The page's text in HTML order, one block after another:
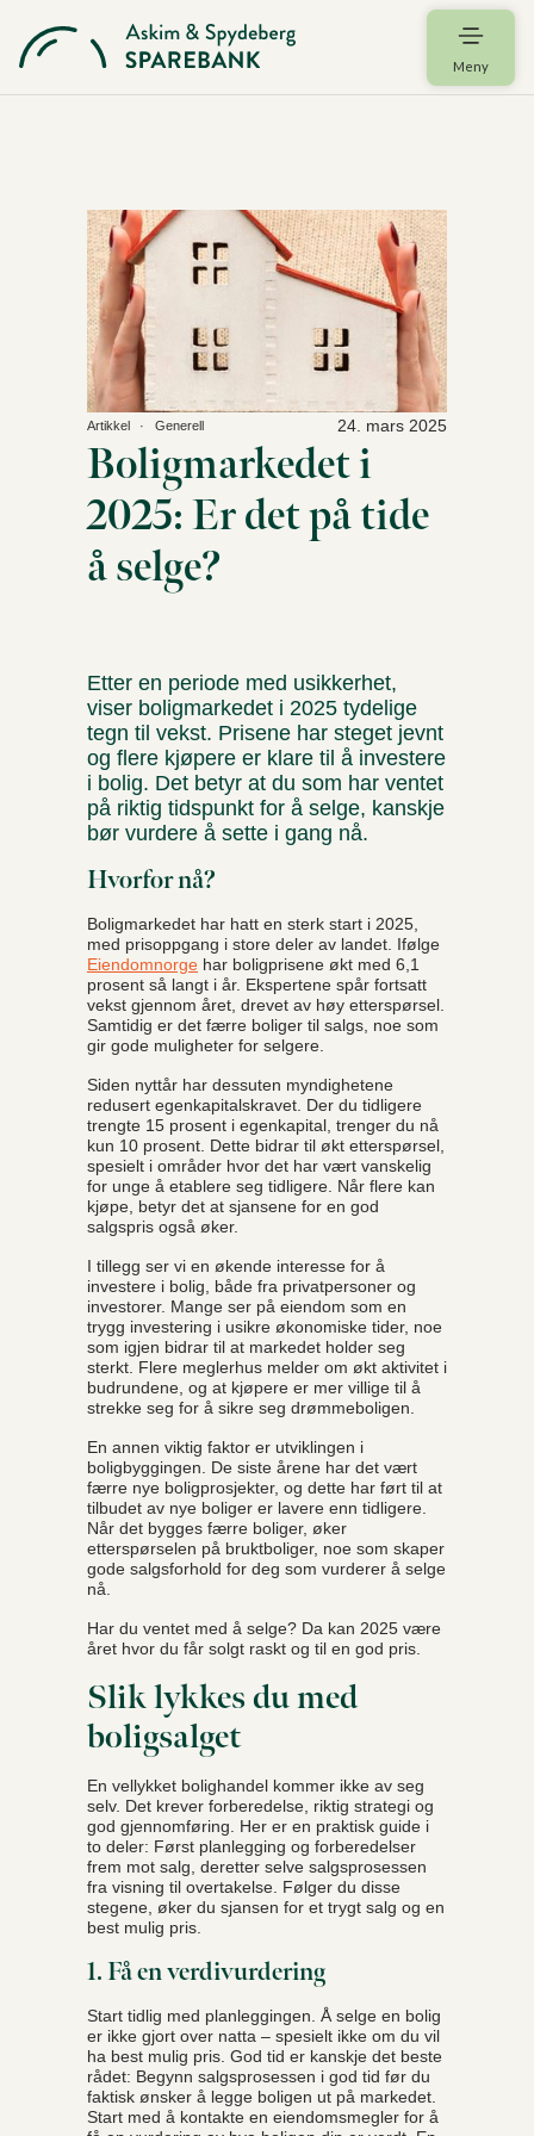
Meny
Artikkel Generell
Boligmarkedet i
2025: Er det på tide
å selge?
24. mars 2025
Etter en periode med usikkerhet,
viser boligmarkedet i 2025 tydelige
tegn til vekst. Prisene har steget jevnt
og flere kjøpere er klare til å investere
i bolig. Det betyr at du som har ventet
på riktig tidspunkt for å selge, kanskje
bør vurdere å sette i gang nå.
Hvorfor nå?
Boligmarkedet har hatt en sterk start i 2025,
med prisoppgang i store deler av landet. Ifølge
Eiendomnorge har boligprisene økt med 6,1
prosent så langt i år. Ekspertene spår fortsatt
vekst gjennom året, drevet av høy etterspørsel.
Samtidig er det færre boliger til salgs, noe som
gir gode muligheter for selgere.
Siden nyttår har dessuten myndighetene
redusert egenkapitalskravet. Der du tidligere
trengte 15 prosent i egenkapital, trenger du nå
kun 10 prosent. Dette bidrar til økt etterspørsel,
spesielt i områder hvor det har vært vanskelig
for unge å etablere seg tidligere. Når flere kan
kjøpe, betyr det at sjansene for en god
salgspris også øker.
I tillegg ser vi en økende interesse for å
investere i bolig, både fra privatpersoner og
investorer. Mange ser på eiendom som en
trygg investering i usikre økonomiske tider, noe
som igjen bidrar til at markedet holder seg
sterkt. Flere meglerhus melder om økt aktivitet i
budrundene, og at kjøpere er mer villige til å
strekke seg for å sikre seg drømmeboligen.
En annen viktig faktor er utviklingen i
boligbyggingen. De siste årene har det vært
færre nye boligprosjekter, og dette har ført til at
tilbudet av nye boliger er lavere enn tidligere.
Når det bygges færre boliger, øker
etterspørselen på bruktboliger, noe som skaper
gode salgsforhold for deg som vurderer å selge
nå.
Har du ventet med å selge? Da kan 2025 være
året hvor du får solgt raskt og til en god pris.
Slik lykkes du med
boligsalget
En vellykket bolighandel kommer ikke av seg
selv. Det krever forberedelse, riktig strategi og
god gjennomføring. Her er en praktisk guide i
to deler: Først planlegging og forberedelser
frem mot salg, deretter selve salgsprosessen
fra visning til overtakelse. Følger du disse
stegene, øker du sjansen for et trygt salg og en
best mulig pris.
1. Få en verdivurdering
Start tidlig med planleggingen. Å selge en bolig
er ikke gjort over natta – spesielt ikke om du vil
ha best mulig pris. God tid er kanskje det beste
rådet: Begynn salgsprosessen i god tid før du
faktisk ønsker å legge boligen ut på markedet.
Start med å kontakte en eiendomsmegler for å